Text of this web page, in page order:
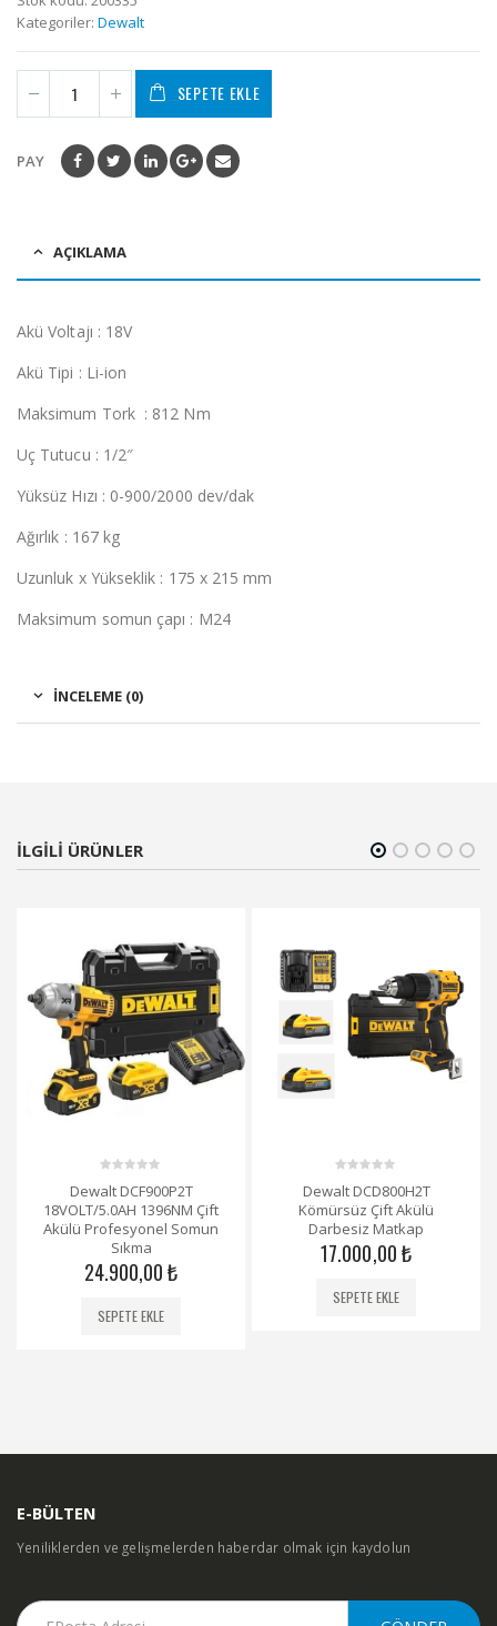
Kategoriler: Dewalt
SEPETE EKLE
PAY
AÇIKLAMA
Akü Voltajı : 18V
Akü Tipi : Li-ion
Maksimum Tork : 812 Nm
Uç Tutucu : 1/2″
Yüksüz Hızı : 0-900/2000 dev/dak
Ağırlık : 167 kg
Uzunluk x Yükseklik : 175 x 215 mm
Maksimum somun çapı : M24
İNCELEME (0)
ILGILI ÜRÜNLER
out
of
5
Dewalt DCF900P2T
18VOLT/5.0AH 1396NM Çift
Akülü Profesyonel Somun
Sıkma
24.900,00₺
SEPETE EKLE
out
of
5
Dewalt DCD800H2T
Kömürsüz Çift Akülü
Darbesiz Matkap
17.000,00₺
SEPETE EKLE
E-BÜLTEN
Yeniliklerden ve gelişmelerden haberdar olmak için kaydolun